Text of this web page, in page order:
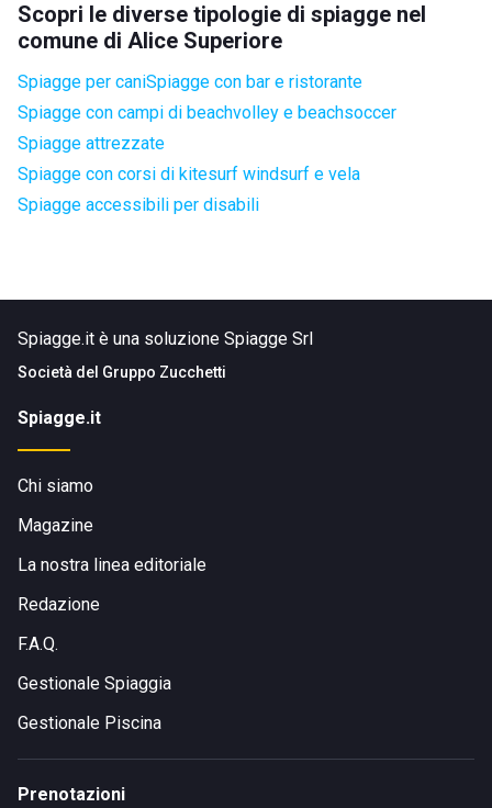
Scopri le diverse tipologie di spiagge nel
comune di Alice Superiore
Spiagge per caniSpiagge con bar e ristorante
Spiagge con campi di beachvolley e beachsoccer
Spiagge attrezzate
Spiagge con corsi di kitesurf windsurf e vela
Spiagge accessibili per disabili
Spiagge.it è una soluzione Spiagge Srl
Società del Gruppo Zucchetti
Spiagge.it
Chi siamo
Magazine
La nostra linea editoriale
Redazione
F.A.Q.
Gestionale Spiaggia
Gestionale Piscina
Prenotazioni